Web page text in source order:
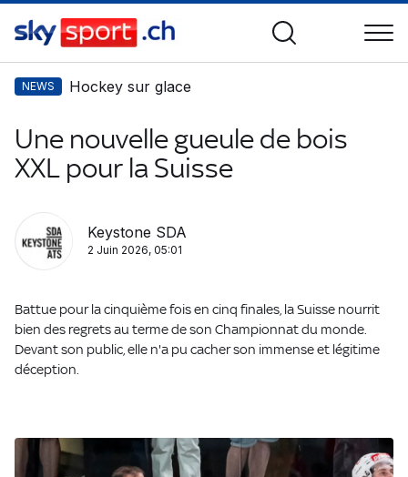
NEWS Hockey sur glace
Une nouvelle gueule de bois
XXL pour la Suisse
Keystone SDA
2 Juin 2026, 05:01
Battue pour la cinquième fois en cinq finales, la Suisse nourrit
bien des regrets au terme de son Championnat du monde.
Devant son public, elle n'a pu cacher son immense et légitime
déception.